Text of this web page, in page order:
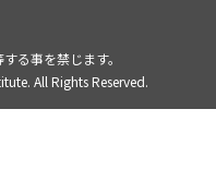
る事を禁じます。
All Rights Reserved.